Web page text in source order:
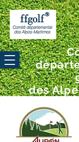
des